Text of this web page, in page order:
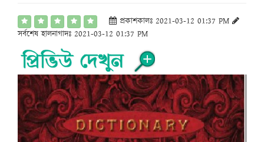
প্রকাশকালঃ 2021-03-12 01:37 PM
সর্বশেষ হালনাগাদঃ 2021-03-12 01:37 PM